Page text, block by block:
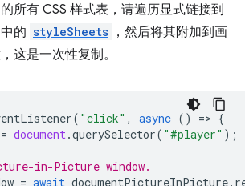
所有 CSS 样式表，请遍历显式链接到
的 styleSheets ，然后将其附加到画
这是一次性复制。
( "click" , async () => {
= document .querySelector( "#player" );
in-Picture window.
= await documentPictureInPicture.